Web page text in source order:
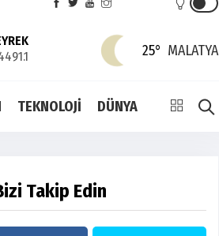
25° MALATYA
TEKNOLOJİ DÜNYA
Takip Edin